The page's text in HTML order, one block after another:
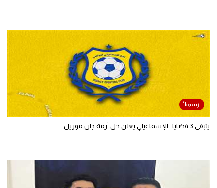
يتبقى 3 قضايا.. الإسماعيلي يعلن حل أزمة جان موريل